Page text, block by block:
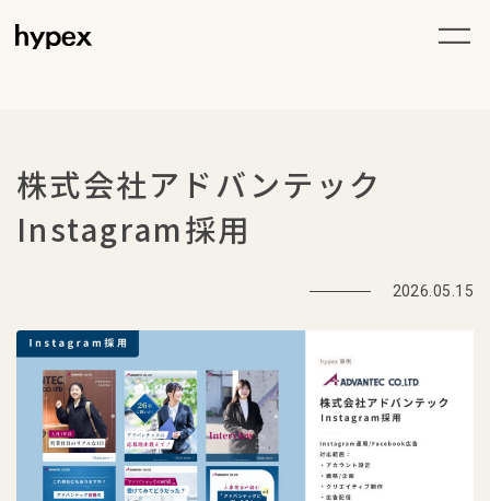
株式会社アドバンテック
Instagram採用
2026.05.15